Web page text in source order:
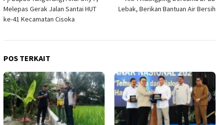
pos
Melepas Gerak Jalan Santai HUT
ke-41 Kecamatan Cisoka
Lebak, Berikan Bantuan Air Bersih
POS TERKAIT